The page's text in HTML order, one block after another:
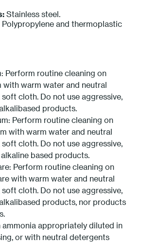
Stainless steel.
Polypropylene and thermoplastic
Perform routine cleaning on
with warm water and neutral
cloth. Do not use aggressive,
products.
Perform routine cleaning on
with warm water and neutral
cloth. Do not use aggressive,
based products.
Perform routine cleaning on
with warm water and neutral
cloth. Do not use aggressive,
products, nor products
ammonia appropriately diluted in
or with neutral detergents